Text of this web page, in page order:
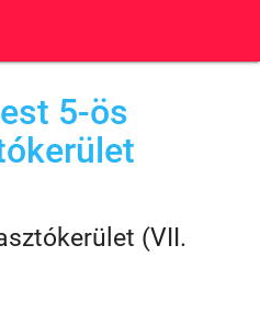
5-ös
(VII.